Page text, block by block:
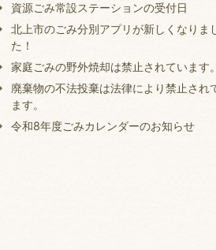
資源ごみ常設ステーションの受付日
北上市のごみ分別アプリが新しくなりま
た！
家庭ごみの野外焼却は禁止されています。
廃棄物の不法投棄は法律により禁止され
ます。
令和8年度ごみカレンダーのお知らせ